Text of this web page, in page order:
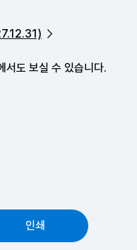
서도 보실 수 있습니다.
인쇄